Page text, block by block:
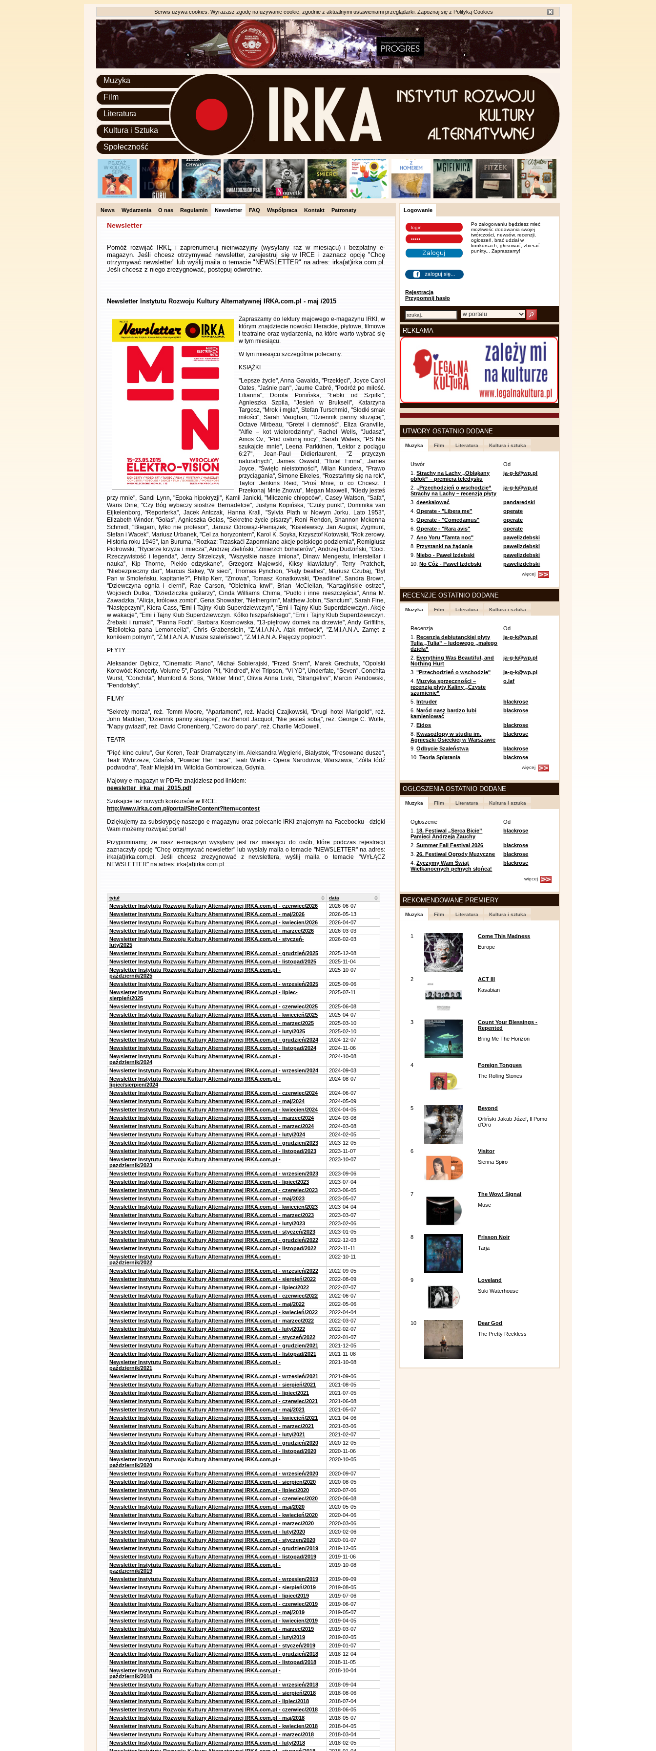
Serwis używa cookies. Wyrażasz zgodę na używanie cookie, zgodnie z aktualnymi ustawieniami przeglądarki. Zapoznaj się z Polityką Cookies
Muzyka
Film
Literatura
Kultura i Sztuka
Społeczność
News Wydarzenia O nas Regulamin Newsletter FAQ Współpraca Kontakt Patronaty
Newsletter
Pomóż rozwijać IRKĘ i zaprenumeruj nieinwazyjny (wysyłany raz w miesiącu) i bezpłatny e-
magazyn. Jeśli chcesz otrzymywać newsletter, zarejestruj się w IRCE i zaznacz opcję "Chcę
otrzymywać newsletter" lub wyślij maila o temacie "NEWSLETTER" na adres: irka(at)irka.com.pl.
Jeśli chcesz z niego zrezygnować, postępuj odwrotnie.
Newsletter Instytutu Rozwoju Kultury Alternatywnej IRKA.com.pl - maj /2015
Zapraszamy do lektury majowego e-magazynu IRKI, w
którym znajdziecie nowości literackie, płytowe, filmowe
i teatralne oraz wydarzenia, na które warto wybrać się
w tym miesiącu.
W tym miesiącu szczególnie polecamy:
KSIĄŻKI
"Lepsze życie", Anna Gavalda, "Przeklęci", Joyce Carol
Oates, "Jaśnie pan", Jaume Cabré, "Podróż po miłość.
Lilianna", Dorota Ponińska, "Łebki od Szpilki",
Agnieszka Szpila, "Jesień w Brukseli", Katarzyna
Targosz, "Mrok i mgła", Stefan Turschmid, "Słodki smak
miłości", Sarah Vaughan, "Dziennik panny służącej",
Octave Mirbeau, "Gretel i ciemność", Eliza Granville,
"Alfie – kot wielorodzinny", Rachel Wells, "Judasz",
Amos Oz, "Pod osłoną nocy", Sarah Waters, "PS Nie
szukajcie mnie", Leena Parkkinen, "Lektor z pociągu
6:27", Jean-Paul Didierlaurent, "Z przyczyn
naturalnych", James Oswald, "Hotel Finna", James
Joyce, "Święto nieistotności", Milan Kundera, "Prawo
przyciągania", Simone Elkeles, "Rozstańmy się na rok",
Taylor Jenkins Reid, "Proś Mnie, o co Chcesz. I
Przekonaj Mnie Znowu", Megan Maxwell, "Kiedy jesteś
przy mnie", Sandi Lynn, "Epoka hipokryzji", Kamil Janicki, "Milczenie chłopców", Casey Watson, "Safa",
Waris Dirie, "Czy Bóg wybaczy siostrze Bernadetcie", Justyna Kopińska, "Czuły punkt", Dominika van
Eijkelenborg, "Reporterka", Jacek Antczak, Hanna Krall, "Sylvia Plath w Nowym Jorku. Lato 1953",
Elizabeth Winder, "Gołas", Agnieszka Gołas, "Sekretne życie pisarzy", Roni Rendon, Shannon Mckenna
Schmidt, "Błagam, tylko nie profesor", Janusz Odrowąż-Pieniążek, "Kisielewscy. Jan August, Zygmunt,
Stefan i Wacek", Mariusz Urbanek, "Cel za horyzontem", Karol K. Soyka, Krzysztof Kotowski, "Rok zerowy.
Historia roku 1945", Ian Buruma, "Rozkaz: Trzaskać! Zapomniane akcje polskiego podziemia", Remigiusz
Piotrowski, "Rycerze krzyża i miecza", Andrzej Zieliński, "Zmierzch bohaterów", Andrzej Dudziński, "Goci.
Rzeczywistość i legenda", Jerzy Strzelczyk, "Wszystkie nasze imiona", Dinaw Mengestu, Interstellar i
nauka”, Kip Thorne, Piekło odzyskane”, Grzegorz Majewski, Kiksy klawiatury”, Terry Pratchett,
"Niebezpieczny dar", Marcus Sakey, "W sieci", Thomas Pynchon, "Piąty beatles", Mariusz Czubaj, "Był
Pan w Smoleńsku, kapitanie?", Philip Kerr, "Zmowa", Tomasz Konatkowski, "Deadline", Sandra Brown,
"Dziewczyna ognia i cierni", Rae Carson, "Obietnica krwi", Brian McClellan, "Kartagińskie ostrze",
Wojciech Dutka, "Dziedziczka guślarzy", Cinda Williams Chima, "Pudło i inne nieszczęścia", Anna M.
Zawadzka, "Alicja, królowa zombi", Gena Showalter, "Nethergrim", Matthew Jobin, "Sanctum", Sarah Fine,
"Następczyni", Kiera Cass, "Emi i Tajny Klub Superdziewczyn", "Emi i Tajny Klub Superdziewczyn. Akcje
w wakacje", "Emi i Tajny Klub Superdziewczyn. Kółko hiszpańskiego", "Emi i Tajny Klub Superdziewczyn.
Źrebaki i rumaki", "Panna Foch", Barbara Kosmowska, "13-piętrowy domek na drzewie", Andy Griffiths,
"Biblioteka pana Lemoncella", Chris Grabenstein, "Z.M.I.A.N.A. Atak mrówek", "Z.M.I.A.N.A. Zamęt z
konikiem polnym", "Z.M.I.A.N.A. Musze szaleństwo", "Z.M.I.A.N.A. Pajęczy popłoch".
PŁYTY
Aleksander Dębicz, "Cinematic Piano", Michał Sobierajski, "Przed Snem", Marek Grechuta, "Opolski
Korowód: Koncerty. Volume 5", Passion Pit, "Kindred", Mel Tripson, "VI YD", Underfate, "Seven", Conchita
Wurst, "Conchita", Mumford & Sons, "Wilder Mind", Olivia Anna Livki, "Strangelivv", Marcin Pendowski,
"Pendofsky".
FILMY
"Sekrety morza", reż. Tomm Moore, "Apartament", reż. Maciej Czajkowski, "Drugi hotel Marigold", reż.
John Madden, "Dziennik panny służącej", reż.Benoit Jacquot, "Nie jesteś sobą", reż. George C. Wolfe,
"Mapy gwiazd", reż. David Cronenberg, "Czworo do pary", reż. Charlie McDowell.
TEATR
"Pięć kino cukru", Gur Koren, Teatr Dramatyczny im. Aleksandra Węgierki, Białystok, "Tresowane dusze",
Teatr Wybrzeże, Gdańsk, "Powder Her Face", Teatr Wielki - Opera Narodowa, Warszawa, "Żółta łódź
podwodna", Teatr Miejski im. Witolda Gombrowicza, Gdynia.
Majowy e-magazyn w PDFie znajdziesz pod linkiem:
newsletter_irka_maj_2015.pdf
Szukajcie też nowych konkursów w IRCE:
http://www.irka.com.pl/portal/SiteContent?item=contest
Dziękujemy za subskrypcję naszego e-magazynu oraz polecanie IRKI znajomym na Facebooku - dzięki
Wam możemy rozwijać portal!
Przypominamy, że nasz e-magazyn wysyłany jest raz miesiącu do osób, które podczas rejestracji
zaznaczyły opcję "Chcę otrzymywać newsletter" lub wysłały maila o temacie "NEWSLETTER" na adres:
irka(at)irka.com.pl. Jeśli chcesz zrezygnować z newslettera, wyślij maila o temacie "WYŁĄCZ
NEWSLETTER" na adres: irka(at)irka.com.pl.
tytuł data
Newsletter Instytutu Rozwoju Kultury Alternatywnej IRKA.com.pl - czerwiec/2026
2026-06-07
Newsletter Instytutu Rozwoju Kultury Alternatywnej IRKA.com.pl - maj/2026
2026-05-13
Newsletter Instytutu Rozwoju Kultury Alternatywnej IRKA.com.pl - kwiecien/2026
2026-04-07
Newsletter Instytutu Rozwoju Kultury Alternatywnej IRKA.com.pl - marzec/2026
2026-03-03
Newsletter Instytutu Rozwoju Kultury Alternatywnej IRKA.com.pl - styczeń-
luty/2025
2026-02-03
Newsletter Instytutu Rozwoju Kultury Alternatywnej IRKA.com.pl - grudzień/2025
2025-12-08
Newsletter Instytutu Rozwoju Kultury Alternatywnej IRKA.com.pl - listopad/2025
2025-11-04
Newsletter Instytutu Rozwoju Kultury Alternatywnej IRKA.com.pl -
październik/2025
2025-10-07
Newsletter Instytutu Rozwoju Kultury Alternatywnej IRKA.com.pl - wrzesień/2025
2025-09-06
Newsletter Instytutu Rozwoju Kultury Alternatywnej IRKA.com.pl - lipiec-
sierpień/2025
2025-07-11
Newsletter Instytutu Rozwoju Kultury Alternatywnej IRKA.com.pl - czerwiec/2025
2025-06-08
Newsletter Instytutu Rozwoju Kultury Alternatywnej IRKA.com.pl - kwiecień/2025
2025-04-07
Newsletter Instytutu Rozwoju Kultury Alternatywnej IRKA.com.pl - marzec/2025
2025-03-10
Newsletter Instytutu Rozwoju Kultury Alternatywnej IRKA.com.pl - luty/2025
2025-02-10
Newsletter Instytutu Rozwoju Kultury Alternatywnej IRKA.com.pl - grudzień/2024
2024-12-07
Newsletter Instytutu Rozwoju Kultury Alternatywnej IRKA.com.pl - listopad/2024
2024-11-06
Newsletter Instytutu Rozwoju Kultury Alternatywnej IRKA.com.pl -
październik/2024
2024-10-08
Newsletter Instytutu Rozwoju Kultury Alternatywnej IRKA.com.pl - wrzesien/2024
2024-09-03
Newsletter Instytutu Rozwoju Kultury Alternatywnej IRKA.com.pl -
lipiec/sierpien/2024
2024-08-07
Newsletter Instytutu Rozwoju Kultury Alternatywnej IRKA.com.pl - czerwiec/2024
2024-06-07
Newsletter Instytutu Rozwoju Kultury Alternatywnej IRKA.com.pl - maj/2024
2024-05-09
Newsletter Instytutu Rozwoju Kultury Alternatywnej IRKA.com.pl - kwiecien/2024
2024-04-05
Newsletter Instytutu Rozwoju Kultury Alternatywnej IRKA.com.pl - marzec/2024
2024-03-08
Newsletter Instytutu Rozwoju Kultury Alternatywnej IRKA.com.pl - marzec/2024
2024-03-08
Newsletter Instytutu Rozwoju Kultury Alternatywnej IRKA.com.pl - luty/2024
2024-02-05
Newsletter Instytutu Rozwoju Kultury Alternatywnej IRKA.com.pl - grudzien/2023
2023-12-05
Newsletter Instytutu Rozwoju Kultury Alternatywnej IRKA.com.pl - listopad/2023
2023-11-07
Newsletter Instytutu Rozwoju Kultury Alternatywnej IRKA.com.pl -
pazdziernik/2023
2023-10-07
Newsletter Instytutu Rozwoju Kultury Alternatywnej IRKA.com.pl - wrzesien/2023
2023-09-06
Newsletter Instytutu Rozwoju Kultury Alternatywnej IRKA.com.pl - lipiec/2023
2023-07-04
Newsletter Instytutu Rozwoju Kultury Alternatywnej IRKA.com.pl - czerwiec/2023
2023-06-05
Newsletter Instytutu Rozwoju Kultury Alternatywnej IRKA.com.pl - maj/2023
2023-05-07
Newsletter Instytutu Rozwoju Kultury Alternatywnej IRKA.com.pl - kwiecien/2023
2023-04-04
Newsletter Instytutu Rozwoju Kultury Alternatywnej IRKA.com.pl - marzec/2023
2023-03-07
Newsletter Instytutu Rozwoju Kultury Alternatywnej IRKA.com.pl - luty/2023
2023-02-06
Newsletter Instytutu Rozwoju Kultury Alternatywnej IRKA.com.pl - styczeń/2023
2023-01-05
Newsletter Instytutu Rozwoju Kultury Alternatywnej IRKA.com.pl - grudzień/2022
2022-12-03
Newsletter Instytutu Rozwoju Kultury Alternatywnej IRKA.com.pl - listopad/2022
2022-11-11
Newsletter Instytutu Rozwoju Kultury Alternatywnej IRKA.com.pl -
październik/2022
2022-10-11
Newsletter Instytutu Rozwoju Kultury Alternatywnej IRKA.com.pl - wrzesień/2022
2022-09-05
Newsletter Instytutu Rozwoju Kultury Alternatywnej IRKA.com.pl - sierpień/2022
2022-08-09
Newsletter Instytutu Rozwoju Kultury Alternatywnej IRKA.com.pl - lipiec/2022
2022-07-07
Newsletter Instytutu Rozwoju Kultury Alternatywnej IRKA.com.pl - czerwiec/2022
2022-06-07
Newsletter Instytutu Rozwoju Kultury Alternatywnej IRKA.com.pl - maj/2022
2022-05-06
Newsletter Instytutu Rozwoju Kultury Alternatywnej IRKA.com.pl - kwiecień/2022
2022-04-04
Newsletter Instytutu Rozwoju Kultury Alternatywnej IRKA.com.pl - marzec/2022
2022-03-07
Newsletter Instytutu Rozwoju Kultury Alternatywnej IRKA.com.pl - luty/2022
2022-02-07
Newsletter Instytutu Rozwoju Kultury Alternatywnej IRKA.com.pl - styczeń/2022
2022-01-07
Newsletter Instytutu Rozwoju Kultury Alternatywnej IRKA.com.pl - grudzien/2021
2021-12-05
Newsletter Instytutu Rozwoju Kultury Alternatywnej IRKA.com.pl - listopad/2021
2021-11-08
Newsletter Instytutu Rozwoju Kultury Alternatywnej IRKA.com.pl -
październik/2021
2021-10-08
Newsletter Instytutu Rozwoju Kultury Alternatywnej IRKA.com.pl - wrzesień/2021
2021-09-06
Newsletter Instytutu Rozwoju Kultury Alternatywnej IRKA.com.pl - sierpień/2021
2021-08-05
Newsletter Instytutu Rozwoju Kultury Alternatywnej IRKA.com.pl - lipiec/2021
2021-07-05
Newsletter Instytutu Rozwoju Kultury Alternatywnej IRKA.com.pl - czerwiec/2021
2021-06-08
Newsletter Instytutu Rozwoju Kultury Alternatywnej IRKA.com.pl - maj/2021
2021-05-07
Newsletter Instytutu Rozwoju Kultury Alternatywnej IRKA.com.pl - kwiecień/2021
2021-04-06
Newsletter Instytutu Rozwoju Kultury Alternatywnej IRKA.com.pl - marzec/2021
2021-03-06
Newsletter Instytutu Rozwoju Kultury Alternatywnej IRKA.com.pl - luty/2021
2021-02-07
Newsletter Instytutu Rozwoju Kultury Alternatywnej IRKA.com.pl - grudzień/2020
2020-12-05
Newsletter Instytutu Rozwoju Kultury Alternatywnej IRKA.com.pl - listopad/2020
2020-11-06
Newsletter Instytutu Rozwoju Kultury Alternatywnej IRKA.com.pl -
październik/2020
2020-10-05
Newsletter Instytutu Rozwoju Kultury Alternatywnej IRKA.com.pl - wrzesień/2020
2020-09-07
Newsletter Instytutu Rozwoju Kultury Alternatywnej IRKA.com.pl - sierpien/2020
2020-08-05
Newsletter Instytutu Rozwoju Kultury Alternatywnej IRKA.com.pl - lipiec/2020
2020-07-06
Newsletter Instytutu Rozwoju Kultury Alternatywnej IRKA.com.pl - czerwiec/2020
2020-06-08
Newsletter Instytutu Rozwoju Kultury Alternatywnej IRKA.com.pl - maj/2020
2020-05-05
Newsletter Instytutu Rozwoju Kultury Alternatywnej IRKA.com.pl - kwiecień/2020
2020-04-06
Newsletter Instytutu Rozwoju Kultury Alternatywnej IRKA.com.pl - marzec/2020
2020-03-06
Newsletter Instytutu Rozwoju Kultury Alternatywnej IRKA.com.pl - luty/2020
2020-02-06
Newsletter Instytutu Rozwoju Kultury Alternatywnej IRKA.com.pl - styczen/2020
2020-01-07
Newsletter Instytutu Rozwoju Kultury Alternatywnej IRKA.com.pl - grudzien/2019
2019-12-05
Newsletter Instytutu Rozwoju Kultury Alternatywnej IRKA.com.pl - listopad/2019
2019-11-06
Newsletter Instytutu Rozwoju Kultury Alternatywnej IRKA.com.pl -
pazdziernik/2019
2019-10-08
Newsletter Instytutu Rozwoju Kultury Alternatywnej IRKA.com.pl - wrzesien/2019
2019-09-09
Newsletter Instytutu Rozwoju Kultury Alternatywnej IRKA.com.pl - sierpień/2019
2019-08-05
Newsletter Instytutu Rozwoju Kultury Alternatywnej IRKA.com.pl - lipiec/2019
2019-07-06
Newsletter Instytutu Rozwoju Kultury Alternatywnej IRKA.com.pl - czerwiec/2019
2019-06-07
Newsletter Instytutu Rozwoju Kultury Alternatywnej IRKA.com.pl - maj/2019
2019-05-07
Newsletter Instytutu Rozwoju Kultury Alternatywnej IRKA.com.pl - kwiecien/2019
2019-04-05
Newsletter Instytutu Rozwoju Kultury Alternatywnej IRKA.com.pl - marzec/2019
2019-03-07
Newsletter Instytutu Rozwoju Kultury Alternatywnej IRKA.com.pl - luty/2019
2019-02-05
Newsletter Instytutu Rozwoju Kultury Alternatywnej IRKA.com.pl - styczeń/2019
2019-01-07
Newsletter Instytutu Rozwoju Kultury Alternatywnej IRKA.com.pl - grudzień/2018
2018-12-04
Newsletter Instytutu Rozwoju Kultury Alternatywnej IRKA.com.pl - listopad/2018
2018-11-05
Newsletter Instytutu Rozwoju Kultury Alternatywnej IRKA.com.pl -
październik/2018
2018-10-04
Newsletter Instytutu Rozwoju Kultury Alternatywnej IRKA.com.pl - wrzesień/2018
2018-09-04
Newsletter Instytutu Rozwoju Kultury Alternatywnej IRKA.com.pl - sierpień/2018
2018-08-06
Newsletter Instytutu Rozwoju Kultury Alternatywnej IRKA.com.pl - lipiec/2018
2018-07-04
Newsletter Instytutu Rozwoju Kultury Alternatywnej IRKA.com.pl - czerwiec/2018
2018-06-05
Newsletter Instytutu Rozwoju Kultury Alternatywnej IRKA.com.pl - maj/2018
2018-05-07
Newsletter Instytutu Rozwoju Kultury Alternatywnej IRKA.com.pl - kwiecien/2018
2018-04-05
Newsletter Instytutu Rozwoju Kultury Alternatywnej IRKA.com.pl - marzec/2018
2018-03-04
Newsletter Instytutu Rozwoju Kultury Alternatywnej IRKA.com.pl - luty/2018
2018-02-05
Logowanie
Rejestracja
Przypomnij hasło
Po zalogowaniu będziesz mieć
możliwośc dodawania swojej
twórczości, newsów, recenzji,
ogłoszeń, brać udział w
konkursach, głosować, zbierać
punkty... Zapraszamy!
REKLAMA
UTWORY OSTATNIO DODANE
Muzyka Film Literatura Kultura i sztuka
Utwór
Od
1.Strachy na Lachy „Obłąkany
obłok” – premiera teledysku
ja-g-k@wp.pl
2.„Przechodzień o wschodzie”
Strachy na Lachy – recenzja płyty
ja-g-k@wp.pl
3.deeskalować
pandaredski
4.Operate - "Libera me"
operate
5.Operate - "Comedamus"
operate
6.Operate - "Rara avis"
operate
7.Ano Yoru "Tamta noc"
pawelizdebski
8.Przystanki na żądanie
pawelizdebski
9.Niebo - Paweł Izdebski
pawelizdebski
10.No Cóż - Paweł Izdebski pawelizdebski
więcej
RECENZJE OSTATNIO DODANE
Muzyka Film Literatura Kultura i sztuka
Recenzja
Od
1.Recenzja debiutanckiej płyty
Tulia „Tulia” – ludowego „małego
dzieła”
ja-g-k@wp.pl
2.Everything Was Beautiful, and
Nothing Hurt
ja-g-k@wp.pl
3."Przechodzień o wschodzie"
ja-g-k@wp.pl
4.Muzyka sprzeczności –
recenzja płyty Kaliny „Czyste
szumienie”
o.laf
5.Intruder
blackrose
6.Naród nasz bardzo lubi
kamieniować
blackrose
7.Eidos
blackrose
8.Kwasożłopy w studiu im.
Agnieszki Osieckiej w Warszawie
blackrose
9.Odbycie Szaleństwa
blackrose
10.Teoria Splątania blackrose
więcej
OGŁOSZENIA OSTATNIO DODANE
Muzyka Film Literatura Kultura i sztuka
Ogłoszenie
Od
1.18. Festiwal „Serca Bicie”
Pamięci Andrzeja Zauchy
blackrose
2.Summer Fall Festival 2026
blackrose
3.26. Festiwal Ogrody Muzyczne
blackrose
4.Życzymy Wam Świąt
Wielkanocnych pełnych słońca!
blackrose
więcej
REKOMENDOWANE PREMIERY
Muzyka Film Literatura Kultura i sztuka
1
Come This Madness
Europe
2
ACT III
Kasabian
3
Count Your Blessings -
Repented
Bring Me The Horizon
4
Foreign Tongues
The Rolling Stones
5
Beyond
Orliński Jakub Józef, Il Pomo
d'Oro
6
Visitor
Sienna Spiro
7
The Wow! Signal
Muse
8
Frisson Noir
Tarja
9
Loveland
Suki Waterhouse
10
Dear God
The Pretty Reckless